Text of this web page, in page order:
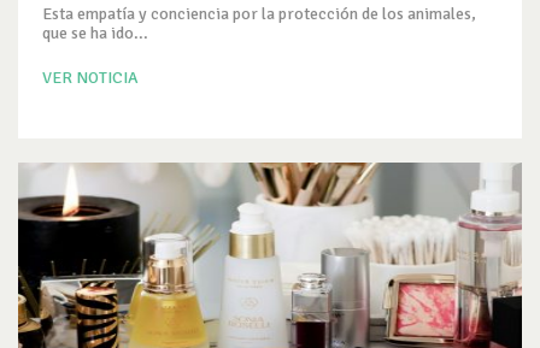
Esta empatía y conciencia por la protección de los animales,
que se ha ido...
VER NOTICIA